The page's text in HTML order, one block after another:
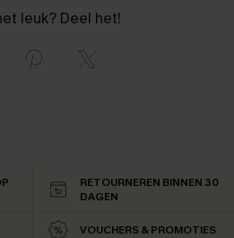
leuk? Deel het!
RETOURNEREN BINNEN 30
DAGEN
VOUCHERS & PROMOTIES